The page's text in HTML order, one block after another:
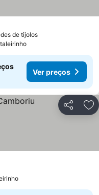
de tijolos
Ver preços
Partilhar